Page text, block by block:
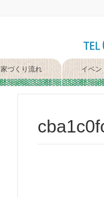
家づくり流れ イベン